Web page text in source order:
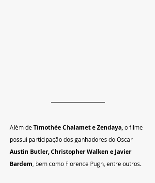
Além de Timothée Chalamet e Zendaya , o filme
possui participação dos ganhadores do Oscar
Austin Butler, Christopher Walken e Javier
Bardem , bem como Florence Pugh, entre outros.